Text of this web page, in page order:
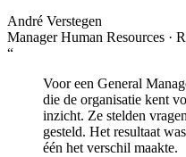
André Verstegen
Manager Human Resources ·
“
Voor een General
die de organisatie kent
inzicht. Ze stelden
gesteld. Het resultaat
één het verschil maakte.